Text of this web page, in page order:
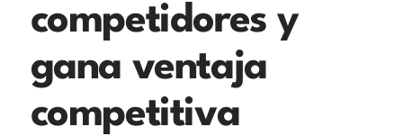
competidores y
gana ventaja
competitiva